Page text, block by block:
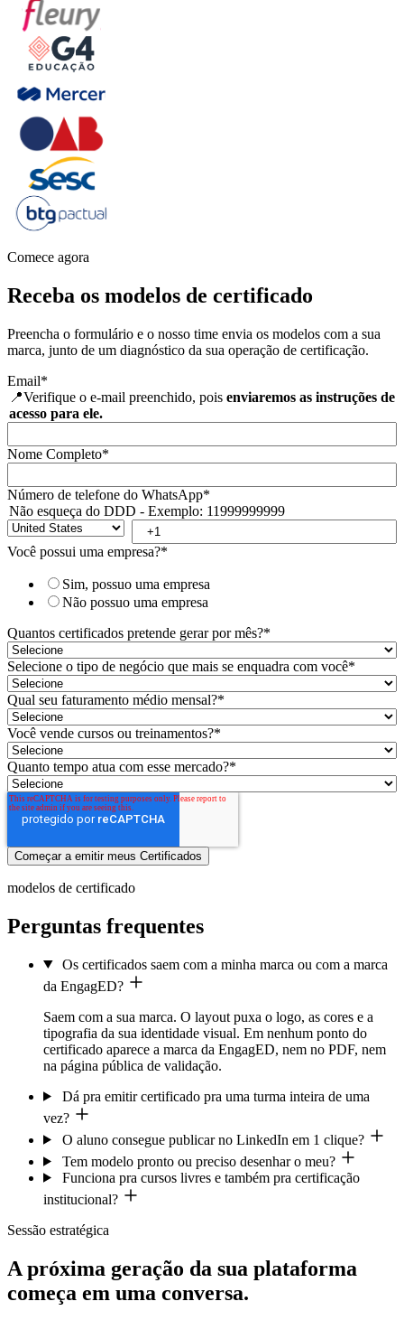
Comece agora
Receba os modelos de certificado
Preencha o formulário e o nosso time envia os modelos com a sua
marca, junto de um diagnóstico da sua operação de certificação.
Email*
📍Verifique o e-mail preenchido, pois enviaremos as instruções de
acesso para ele.
Nome Completo*
Número de telefone do WhatsApp*
Não esqueça do DDD - Exemplo: 11999999999
Você possui uma empresa?*
Sim, possuo uma empresa
Não possuo uma empresa
Quantos certificados pretende gerar por mês?*
Selecione o tipo de negócio que mais se enquadra com você*
Qual seu faturamento médio mensal?*
Você vende cursos ou treinamentos?*
Quanto tempo atua com esse mercado?*
modelos de certificado
Perguntas frequentes
Os certificados saem com a minha marca ou com a marca
da EngagED?
Saem com a sua marca. O layout puxa o logo, as cores e a
tipografia da sua identidade visual. Em nenhum ponto do
certificado aparece a marca da EngagED, nem no PDF, nem
na página pública de validação.
Dá pra emitir certificado pra uma turma inteira de uma
vez?
O aluno consegue publicar no LinkedIn em 1 clique?
Tem modelo pronto ou preciso desenhar o meu?
Funciona pra cursos livres e também pra certificação
institucional?
Sessão estratégica
A próxima geração da sua plataforma
começa em uma conversa.